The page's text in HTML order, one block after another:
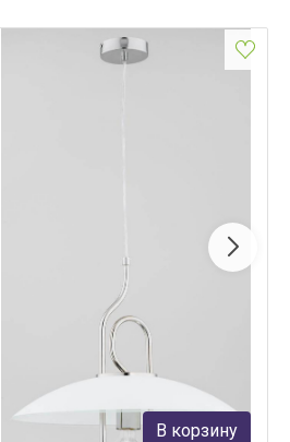
Подвесной светильник Alfa Astoria
9 670 руб. В корзину